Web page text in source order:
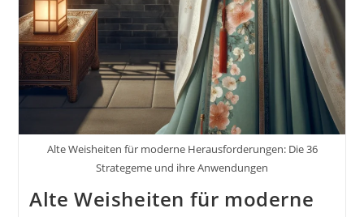
Alte Weisheiten für moderne Herausforderungen: Die 36
Strategeme und ihre Anwendungen
Alte Weisheiten für moderne